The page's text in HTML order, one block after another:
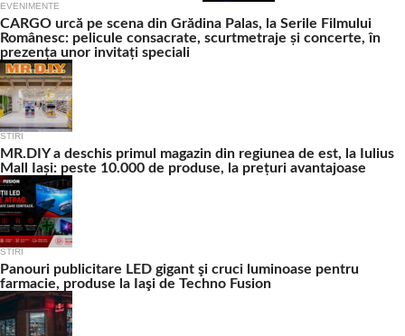
EVENIMENTE
CARGO urcă pe scena din Grădina Palas, la Serile Filmului
Românesc: pelicule consacrate, scurtmetraje și concerte, în
prezența unor invitați speciali
STIRI
MR.DIY a deschis primul magazin din regiunea de est, la Iulius
Mall Iași: peste 10.000 de produse, la prețuri avantajoase
STIRI
Panouri publicitare LED gigant şi cruci luminoase pentru
farmacie, produse la Iaşi de Techno Fusion